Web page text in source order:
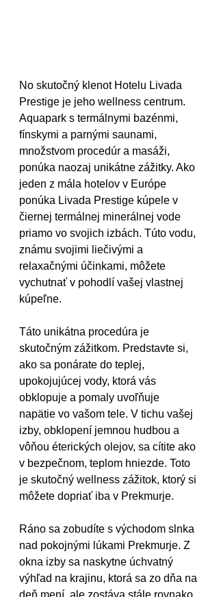
No skutočný klenot Hotelu Livada
Prestige je jeho wellness centrum.
Aquapark s termálnymi bazénmi,
fínskymi a parnými saunami,
množstvom procedúr a masáži,
ponúka naozaj unikátne zážitky. Ako
jeden z mála hotelov v Európe
ponúka Livada Prestige kúpele v
čiernej termálnej minerálnej vode
priamo vo svojich izbách. Túto vodu,
známu svojimi liečivými a
relaxačnými účinkami, môžete
vychutnať v pohodlí vašej vlastnej
kúpeľne.
Táto unikátna procedúra je
skutočným zážitkom. Predstavte si,
ako sa ponárate do teplej,
upokojujúcej vody, ktorá vás
obklopuje a pomaly uvoľňuje
napätie vo vašom tele. V tichu vašej
izby, obklopení jemnou hudbou a
vôňou éterických olejov, sa cítite ako
v bezpečnom, teplom hniezde. Toto
je skutočný wellness zážitok, ktorý si
môžete dopriať iba v Prekmurje.
Ráno sa zobudíte s východom slnka
nad pokojnými lúkami Prekmurje. Z
okna izby sa naskytne úchvatný
výhľad na krajinu, ktorá sa zo dňa na
deň mení, ale zostáva stále rovnako